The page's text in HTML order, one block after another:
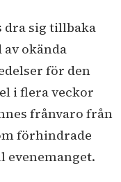
dra sig tillbaka
okända
för den
i flera veckor
frånvaro från
förhindrade
evenemanget.